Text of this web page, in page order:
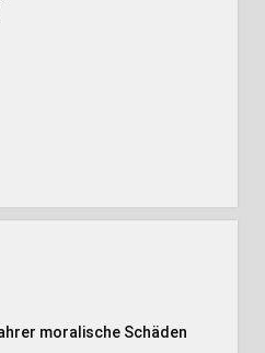
moralische Schäden